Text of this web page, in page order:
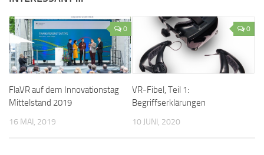
0
FlaVR auf dem Innovationstag
Mittelstand 2019
16 MAI, 2019
0
VR-Fibel, Teil 1:
Begriffserklärungen
10 JUNI, 2020